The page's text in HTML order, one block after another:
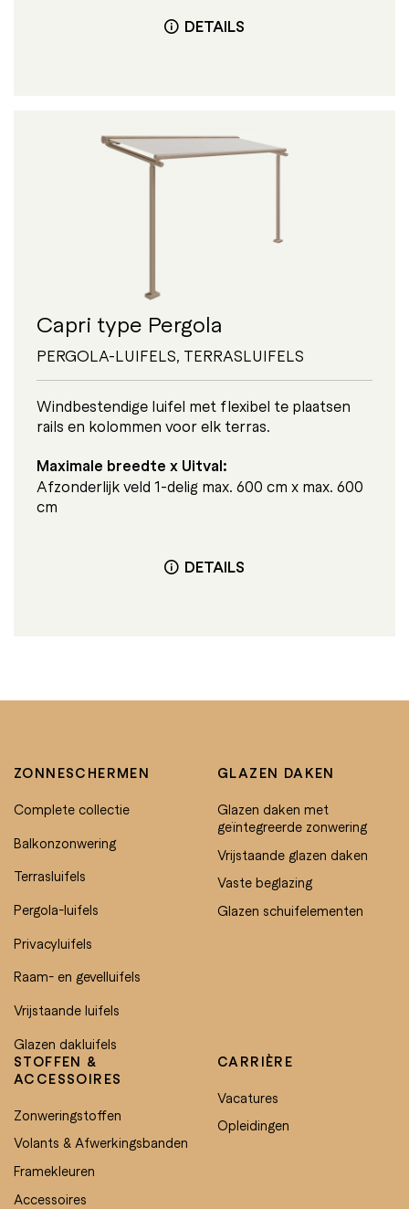
DETAILS
Capri type Pergola
PERGOLA-LUIFELS, TERRASLUIFELS
Windbestendige luifel met flexibel te plaatsen
rails en kolommen voor elk terras.
Maximale breedte x Uitval:
Afzonderlijk veld 1-delig max. 600 cm x max. 600
cm
DETAILS
ZONNESCHERMEN
Complete collectie
Balkonzonwering
Terrasluifels
Pergola-luifels
Privacyluifels
Raam- en gevelluifels
Vrijstaande luifels
Glazen dakluifels
GLAZEN DAKEN
Glazen daken met
geïntegreerde zonwering
Vrijstaande glazen daken
Vaste beglazing
Glazen schuifelementen
STOFFEN &
ACCESSOIRES
Zonweringstoffen
Volants & Afwerkingsbanden
Framekleuren
Accessoires
CARRIÈRE
Vacatures
Opleidingen